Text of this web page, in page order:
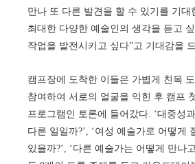
만나 또 다른 발견을 할 수 있기를 기대
최대한 다양한 예술인의 생각을 듣고
작업을 발전시키고 싶다”고 기대감을
캠프장에 도착한 이들은 가볍게 친목
참여하여 서로의 얼굴을 익힌 후 캠프
프로그램인 토론에 들어갔다. ‘대중성
다른 일일까?’, ‘여성 예술가로 어떻게
있을까?’, ‘다른 예술가는 어떻게 만나